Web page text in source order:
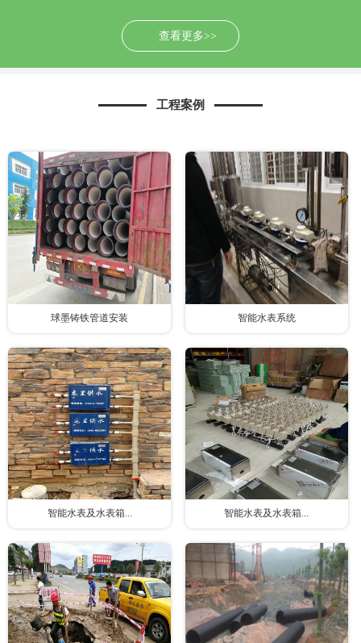
查看更多>>
工程案例
球墨铸铁管道安装 智能水表系统
智能水表及水表箱... 智能水表及水表箱...